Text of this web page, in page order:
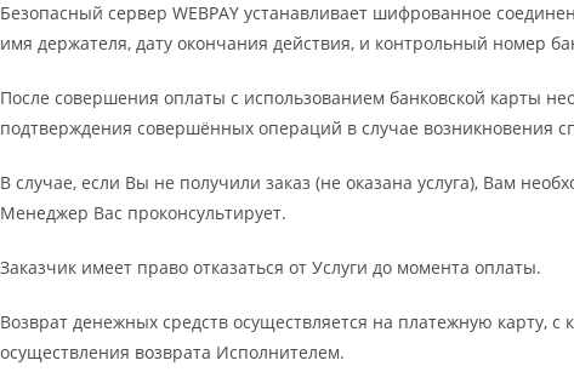
Безопасный сервер WEBPAY устанавливает шифрованное
имя держателя, дату окончания действия, и контрольный номер
После совершения оплаты с использованием банковской карты
подтверждения совершённых операций в случае возникновения
В случае, если Вы не получили заказ (не оказана услуга), Вам
Менеджер Вас проконсультирует.
Заказчик имеет право отказаться от Услуги до момента оплаты.
Возврат денежных средств осуществляется на платежную карту,
осуществления возврата Исполнителем.